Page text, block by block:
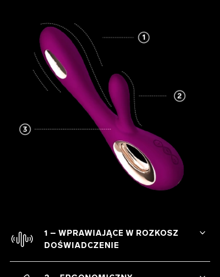
1 – WPRAWIAJĄCE W ROZKOSZ
DOŚWIADCZENIE